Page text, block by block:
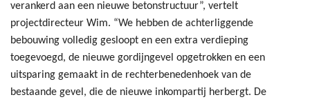
verankerd aan een nieuwe betonstructuur”, vertelt
projectdirecteur Wim. “We hebben de achterliggende
bebouwing volledig gesloopt en een extra verdieping
toegevoegd, de nieuwe gordijngevel opgetrokken en een
uitsparing gemaakt in de rechterbenedenhoek van de
bestaande gevel, die de nieuwe inkompartij herbergt. De